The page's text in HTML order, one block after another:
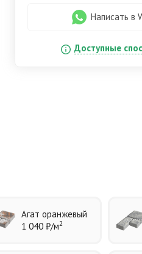
Написать в
Доступные
Агат оранжевый
1 040 ₽/м2